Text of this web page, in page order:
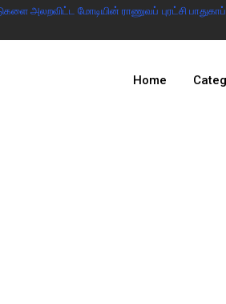
அலறவிட்ட மோடியின் ராணுவப் புரட்சி
Home